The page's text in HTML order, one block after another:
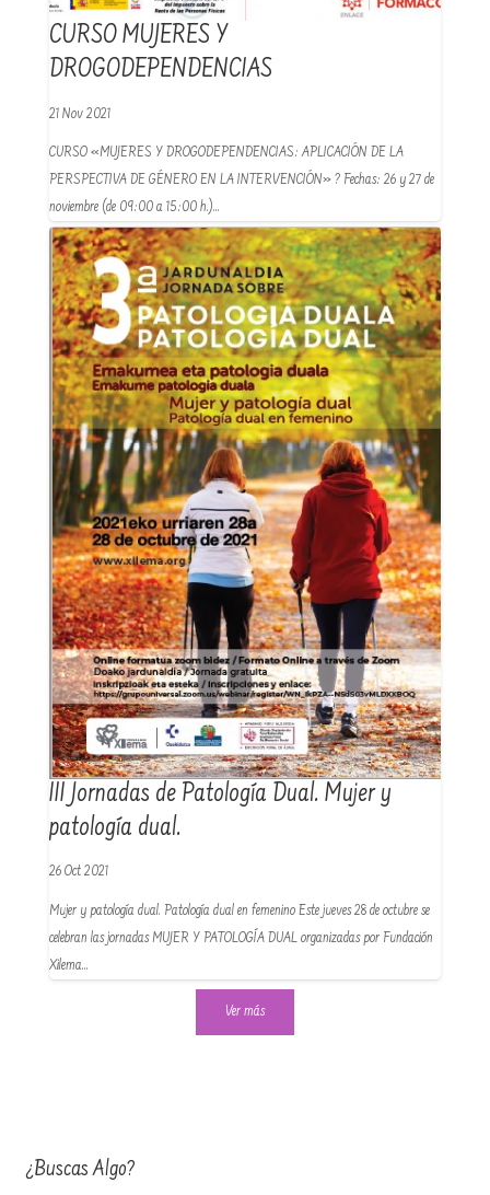
CURSO MUJERES Y
DROGODEPENDENCIAS
21 Nov 2021
CURSO «MUJERES Y DROGODEPENDENCIAS: APLICACIÓN DE LA
PERSPECTIVA DE GÉNERO EN LA INTERVENCIÓN» ? Fechas: 26 y 27 de
noviembre (de 09:00 a 15:00 h.)…
III Jornadas de Patología Dual. Mujer y
patología dual.
26 Oct 2021
Mujer y patología dual. Patología dual en femenino Este jueves 28 de octubre se
celebran las jornadas MUJER Y PATOLOGÍA DUAL organizadas por Fundación
Xilema…
Ver más
¿Buscas Algo?